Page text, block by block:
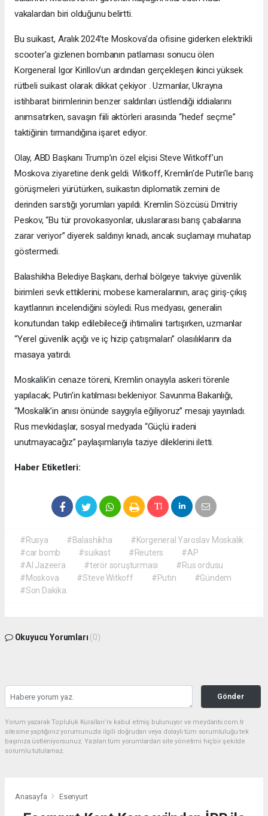
vakalardan biri olduğunu belirtti.
Bu suikast, Aralık 2024’te Moskova’da ofisine giderken elektrikli
scooter’a gizlenen bombanın patlaması sonucu ölen
Korgeneral Igor Kirillov’un ardından gerçekleşen ikinci yüksek
rütbeli suikast olarak dikkat çekiyor . Uzmanlar, Ukrayna
istihbarat birimlerinin benzer saldırıları üstlendiği iddialarını
anımsatırken, savaşın fiili aktörleri arasında “hedef seçme”
taktiğinin tırmandığına işaret ediyor.
Olay, ABD Başkanı Trump’ın özel elçisi Steve Witkoff’un
Moskova ziyaretine denk geldi. Witkoff, Kremlin’de Putin’le barış
görüşmeleri yürütürken, suikastın diplomatik zemini de
derinden sarstığı yorumları yapıldı. Kremlin Sözcüsü Dmitriy
Peskov, “Bu tür provokasyonlar, uluslararası barış çabalarına
zarar veriyor” diyerek saldırıyı kınadı, ancak suçlamayı muhatap
göstermedi.
Balashikha Belediye Başkanı, derhal bölgeye takviye güvenlik
birimleri sevk ettiklerini; mobese kameralarının, araç giriş-çıkış
kayıtlarının incelendiğini söyledi. Rus medyası, generalin
konutundan takip edilebileceği ihtimalini tartışırken, uzmanlar
“Yerel güvenlik açığı ve iç hizip çatışmaları” olasılıklarını da
masaya yatırdı.
Moskalik’in cenaze töreni, Kremlin onayıyla askeri törenle
yapılacak; Putin’in katılması bekleniyor. Savunma Bakanlığı,
“Moskalik’in anısı önünde saygıyla eğiliyoruz” mesajı yayınladı.
Rus mevkidaşlar, sosyal medyada “Güçlü iradeni
unutmayacağız” paylaşımlarıyla taziye dileklerini iletti.
Haber Etiketleri:
#Rusya #Balashikha
#Korgeneral Yaroslav Moskalik
#car bomb
#suikast #Reuters
#AP
#Al Jazeera
#terör soruşturması
#Rus ordusu
#Moskova
#Steve Witkoff #Putin
#Gündem
#Son Dakika.
Okuyucu Yorumları (0)
Gönder
Yorum yazarak Topluluk Kuralları’nı kabul etmiş bulunuyor ve meydantv.com.tr
sitesine yaptığınız yorumunuzla ilgili doğrudan veya dolaylı tüm sorumluluğu tek
başınıza üstleniyorsunuz. Yazılan tüm yorumlardan site yönetimi hiçbir şekilde
sorumlu tutulamaz.
Anasayfa Esenyurt